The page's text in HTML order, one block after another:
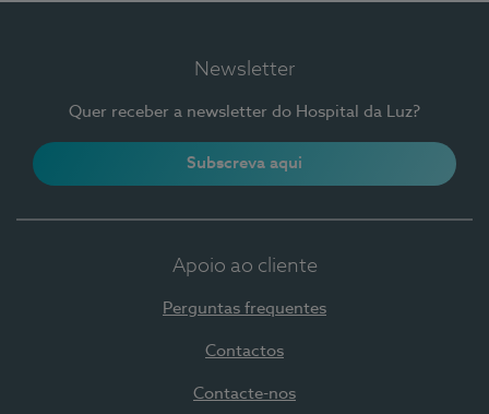
Newsletter
Quer receber a newsletter do Hospital da Luz?
Subscreva aqui
Apoio ao cliente
Perguntas frequentes
Contactos
Contacte-nos